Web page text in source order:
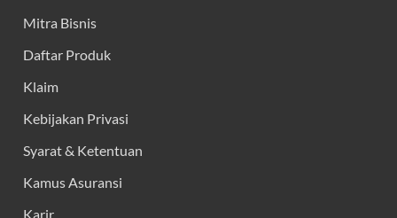
Mitra Bisnis
Daftar Produk
Klaim
Kebijakan Privasi
Syarat & Ketentuan
Kamus Asuransi
Karir